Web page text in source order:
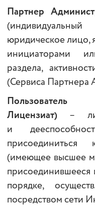
Партнер
юридическое лицо,
инициаторами
раздела,
(Сервиса Партнера
Пользователь
Лицензиат) –
и
(имеющее высшее
присоединившееся
порядке,
посредством сети